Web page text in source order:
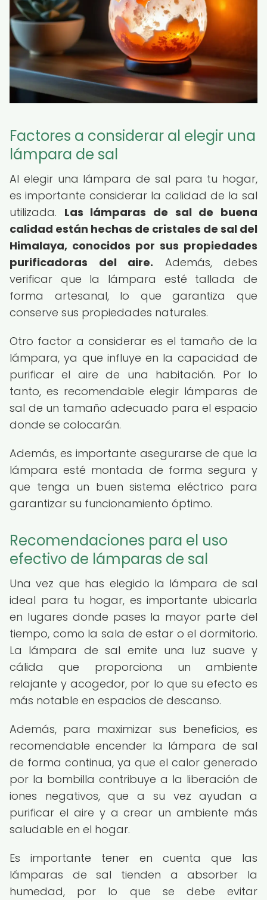
Factores a considerar al elegir una
lámpara de sal
Al elegir una lámpara de sal para tu hogar,
es importante considerar la calidad de la sal
utilizada. Las lámparas de sal de buena
calidad están hechas de cristales de sal del
Himalaya, conocidos por sus propiedades
purificadoras del aire. Además, debes
verificar que la lámpara esté tallada de
forma artesanal, lo que garantiza que
conserve sus propiedades naturales.
Otro factor a considerar es el tamaño de la
lámpara, ya que influye en la capacidad de
purificar el aire de una habitación. Por lo
tanto, es recomendable elegir lámparas de
sal de un tamaño adecuado para el espacio
donde se colocarán.
Además, es importante asegurarse de que la
lámpara esté montada de forma segura y
que tenga un buen sistema eléctrico para
garantizar su funcionamiento óptimo.
Recomendaciones para el uso
efectivo de lámparas de sal
Una vez que has elegido la lámpara de sal
ideal para tu hogar, es importante ubicarla
en lugares donde pases la mayor parte del
tiempo, como la sala de estar o el dormitorio.
La lámpara de sal emite una luz suave y
cálida que proporciona un ambiente
relajante y acogedor, por lo que su efecto es
más notable en espacios de descanso.
Además, para maximizar sus beneficios, es
recomendable encender la lámpara de sal
de forma continua, ya que el calor generado
por la bombilla contribuye a la liberación de
iones negativos, que a su vez ayudan a
purificar el aire y a crear un ambiente más
saludable en el hogar.
Es importante tener en cuenta que las
lámparas de sal tienden a absorber la
humedad, por lo que se debe evitar